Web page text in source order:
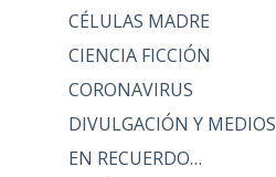
CÉLULAS MADRE
CIENCIA FICCIÓN
CORONAVIRUS
DIVULGACIÓN Y MEDIOS
EN RECUERDO…